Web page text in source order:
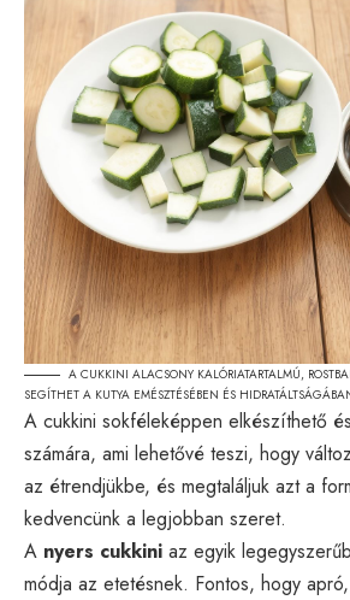
A CUKKINI ALACSONY KALÓRIATARTALMÚ,
SEGÍTHET A KUTYA EMÉSZTÉSÉBEN ÉS
A cukkini sokféleképpen elkészíthető
számára, ami lehetővé teszi, hogy
az étrendjükbe, és megtaláljuk azt a
kedvencünk a legjobban szeret.
A nyers cukkini az egyik
módja az etetésnek. Fontos, hogy